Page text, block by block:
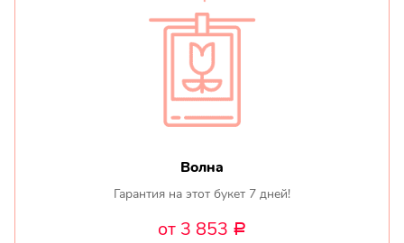
Волна
Гарантия на этот букет 7 дней!
от 3 853 Р